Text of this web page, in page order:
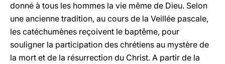
donné à tous les hommes la vie même de Dieu. Selon
une ancienne tradition, au cours de la Veillée pascale,
les catéchumènes reçoivent le baptême, pour
souligner la participation des chrétiens au mystère de
la mort et de la résurrection du Christ. A partir de la